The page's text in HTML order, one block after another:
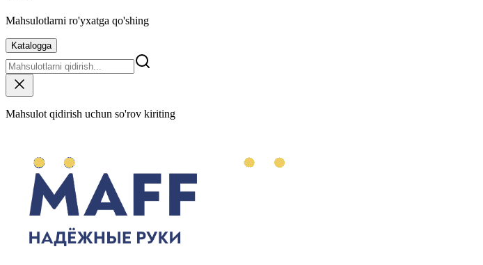
Mahsulotlarni ro'yxatga qo'shing
Katalogga
Mahsulot qidirish uchun so'rov kiriting